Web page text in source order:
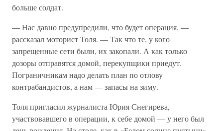
больше солдат.
— Нас давно предупредили, что будет операция, —
рассказал моторист Толя. — Так что те, у кого
запрещенные сети были, их закопали. А как только
дозоры отправятся домой, перекупщики приедут.
Пограничникам надо делать план по отлову
контрабандистов, а нам — запасы на зиму.
Толя пригласил журналиста Юрия Снегирева,
участвовавшего в операции, к себе домой — у него был